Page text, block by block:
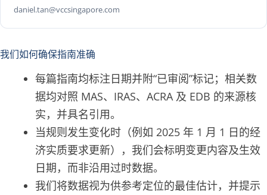
daniel.tan@vccsingapore.com
我们如何确保指南准确
每篇指南均标注日期并附“已审阅”标记；相关数
据均对照 MAS、IRAS、ACRA 及 EDB 的来源核
实，并具名引用。
当规则发生变化时（例如 2025 年 1 月 1 日的经
济实质要求更新），我们会标明变更内容及生效
日期，而非沿用过时数据。
我们将数据视为供参考定位的最佳估计，并提示